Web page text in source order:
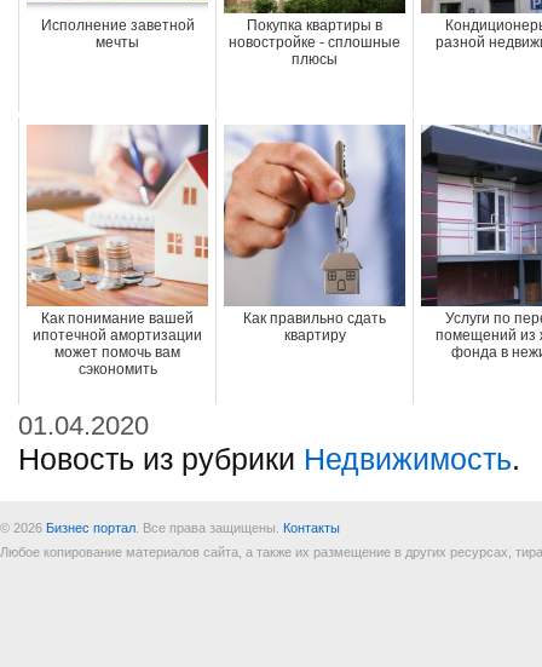
Исполнение заветной
мечты
Покупка квартиры в
новостройке - сплошные
плюсы
разной
Как понимание вашей
ипотечной амортизации
может помочь вам
сэкономить
Как правильно сдать
квартиру
Услуги по
помещений из
фонда в
01.04.2020
Новость из рубрики Недвижимость.
© 2026 Бизнес портал . Все права защищены. Контакты
Любое копирование материалов сайта, а также их размещение в других ресурсах,